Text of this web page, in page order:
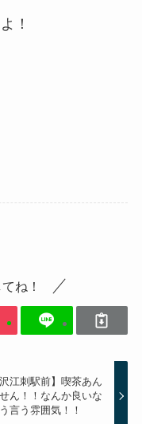
！
ね！
沢江刺駅前】喫茶あん
ん！！なんか良いな
言う雰囲気！！